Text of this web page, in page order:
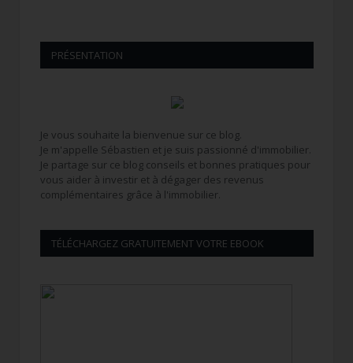
PRÉSENTATION
Je vous souhaite la bienvenue sur ce blog.
Je m'appelle Sébastien et je suis passionné d'immobilier.
Je partage sur ce blog conseils et bonnes pratiques pour
vous aider à investir et à dégager des revenus
complémentaires grâce à l'immobilier.
TÉLÉCHARGEZ GRATUITEMENT VOTRE EBOOK